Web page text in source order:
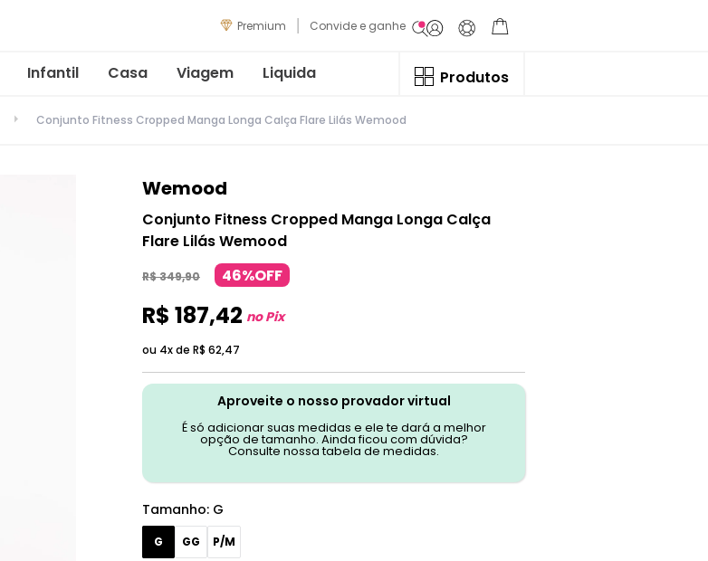
Premium Convide e ganhe
Infantil Casa Viagem Liquida Produtos
Conjunto Fitness Cropped Manga Longa Calça Flare Lilás Wemood
Wemood
Conjunto Fitness Cropped Manga Longa Calça
Flare Lilás Wemood
R$349,90 46%OFF
R$ 187,42 no Pix
ou 4x de R$ 62,47
Aproveite o nosso provador virtual
É só adicionar suas medidas e ele te dará a melhor
opção de tamanho. Ainda ficou com dúvida?
Consulte nossa tabela de medidas.
Tamanho: G
G GG P/M